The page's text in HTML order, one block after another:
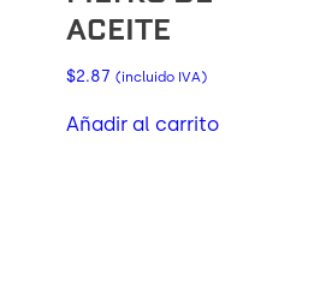
ACEITE
$2.87 (incluido IVA)
Añadir al carrito